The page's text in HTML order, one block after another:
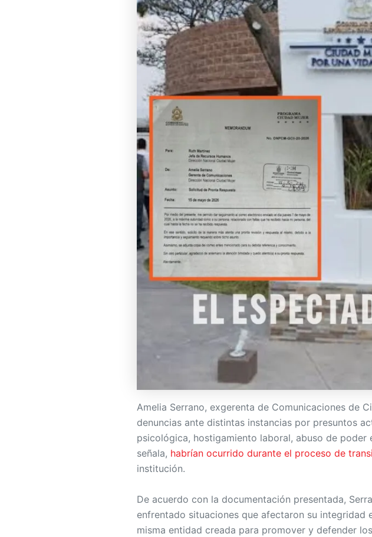
Amelia Serrano, exgerenta de Comunicaciones de
denuncias ante distintas instancias por presuntos
psicológica, hostigamiento laboral, abuso de poder
señala, habrían ocurrido durante el proceso de
institución.
De acuerdo con la documentación presentada,
enfrentado situaciones que afectaron su integridad
misma entidad creada para promover y defender